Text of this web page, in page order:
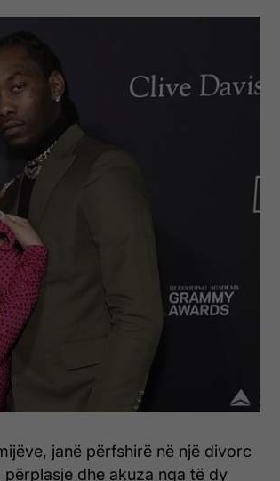
janë përfshirë në një divorc
dhe akuza nga të dy